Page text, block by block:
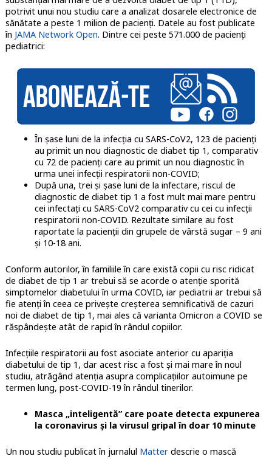
potrivit unui nou studiu care a analizat dosarele electronice de
sănătate a peste 1 milion de pacienți. Datele au fost publicate
în JAMA Network Open. Dintre cei peste 571.000 de pacienți
pediatrici:
În șase luni de la infecția cu SARS-CoV2, 123 de pacienți
au primit un nou diagnostic de diabet tip 1, comparativ
cu 72 de pacienți care au primit un nou diagnostic în
urma unei infecții respiratorii non-COVID;
După una, trei și șase luni de la infectare, riscul de
diagnostic de diabet tip 1 a fost mult mai mare pentru
cei infectați cu SARS-CoV2 comparativ cu cei cu infecții
respiratorii non-COVID. Rezultate similare au fost
raportate la pacienții din grupele de vârstă sugar – 9 ani
și 10-18 ani.
Conform autorilor, în familiile în care există copii cu risc ridicat
de diabet de tip 1 ar trebui să se acorde o atenție sporită
simptomelor diabetului în urma COVID, iar pediatrii ar trebui să
fie atenți în ceea ce privește creșterea semnificativă de cazuri
noi de diabet de tip 1, mai ales că varianta Omicron a COVID se
răspândește atât de rapid în rândul copiilor.
Infecțiile respiratorii au fost asociate anterior cu apariția
diabetului de tip 1, dar acest risc a fost și mai mare în noul
studiu, atrăgând atenția asupra complicațiilor autoimune pe
termen lung, post-COVID-19 în rândul tinerilor.
Masca „inteligentă” care poate detecta expunerea
la coronavirus și la virusul gripal în doar 10 minute
Un nou studiu publicat în jurnalul Matterdescrie o mască